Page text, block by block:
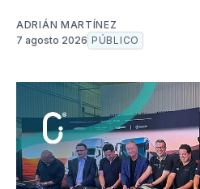
ADRIÁN MARTÍNEZ
7 agosto 2026 PÚBLICO